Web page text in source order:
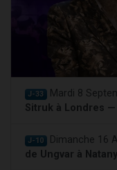
J-33 Mardi 8
Sitruk à Londres —
J-10 Dimanche 16
de Ungvar à